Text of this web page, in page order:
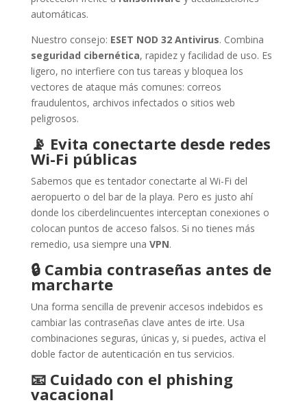
automáticas.
Nuestro consejo: ESET NOD 32 Antivirus. Combina
seguridad cibernética, rapidez y facilidad de uso. Es
ligero, no interfiere con tus tareas y bloquea los
vectores de ataque más comunes: correos
fraudulentos, archivos infectados o sitios web
peligrosos.
📡 Evita conectarte desde redes
Wi-Fi públicas
Sabemos que es tentador conectarte al Wi-Fi del
aeropuerto o del bar de la playa. Pero es justo ahí
donde los ciberdelincuentes interceptan conexiones o
colocan puntos de acceso falsos. Si no tienes más
remedio, usa siempre una VPN.
🔒Cambia contraseñas antes de
marcharte
Una forma sencilla de prevenir accesos indebidos es
cambiar las contraseñas clave antes de irte. Usa
combinaciones seguras, únicas y, si puedes, activa el
doble factor de autenticación en tus servicios.
📧Cuidado con el phishing
vacacional